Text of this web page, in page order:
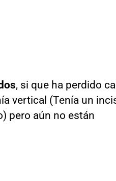
, si que ha perdido
vertical (Tenía un
pero aún no están